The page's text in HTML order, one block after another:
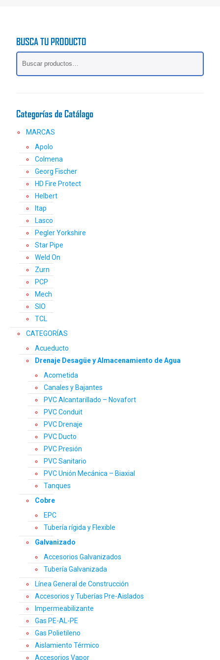
Las
opciones
página
producto
BUSCA TU PRODUCTO
Categorías de Catálago
MARCAS
Apolo
Colmena
Georg Fischer
HD Fire Protect
Helbert
Itap
Lasco
Pegler Yorkshire
Star Pipe
Weld On
Zurn
PCP
Mech
SIO
TCL
CATEGORÍAS
Acueducto
Drenaje Desagüe y Almacenamiento de Agua
Acometida
Canales y Bajantes
PVC Alcantarillado – Novafort
PVC Conduit
PVC Drenaje
PVC Ducto
PVC Presión
PVC Sanitario
PVC Unión Mecánica – Biaxial
Tanques
Cobre
EPC
Tubería rígida y Flexible
Galvanizado
Accesorios Galvanizados
Tubería Galvanizada
Línea General de Construcción
Accesorios y Tuberías Pre-Aislados
Impermeabilizante
Gas PE-AL-PE
Gas Polietileno
Aislamiento Térmico
Accesorios Vapor